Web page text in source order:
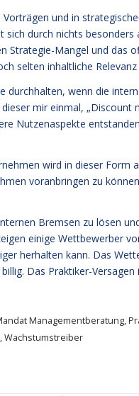
und in
durch nichts besonders
Strategie-Mangel und das
selten inhaltliche
durchhalten, wenn die
mir einmal, „Discount
Nutzenaspekte
wird in dieser Form
voranbringen zu
Bremsen zu lösen
einige Wettbewerber
herhalten kann. Das
Das Praktiker-
Managementberatung,
,Wachstumstreiber